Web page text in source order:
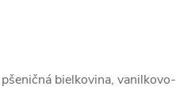
bielkovina, vanilkovo-